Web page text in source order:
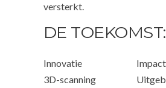
versterkt.
DE
Innovatie Impact
3D-scanning